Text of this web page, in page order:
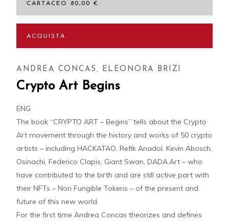
CARTACEO 80,00 €
ACQUISTA
ANDREA CONCAS , ELEONORA BRIZI
Crypto Art Begins
ENG
The book “CRYPTO ART – Begins” tells about the Crypto
Art movement through the history and works of 50 crypto
artists – including HACKATAO, Refik Anadol, Kevin Abosch,
Osinachi, Federico Clapis, Giant Swan, DADA.Art – who
have contributed to the birth and are still active part with
their NFTs – Non Fungible Tokens – of the present and
future of this new world.
For the first time Andrea Concas theorizes and defines